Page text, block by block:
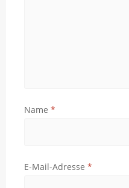
Name *
E-Mail-Adresse *